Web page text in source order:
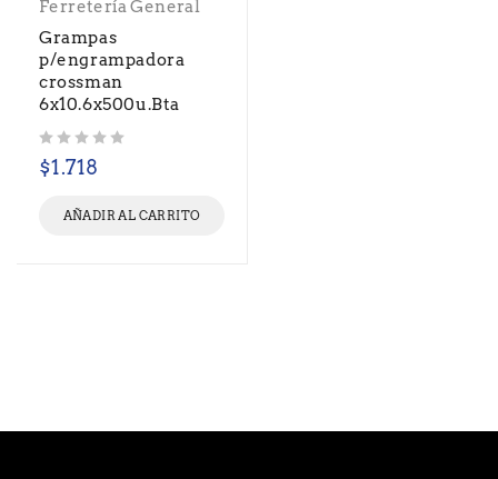
Ferretería General
Grampas
p/engrampadora
crossman
6x10.6x500u.Bta
$1.718
AÑADIR AL CARRITO